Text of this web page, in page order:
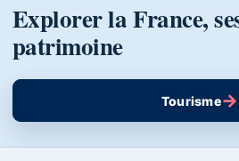
Explorer la France,
patrimoine
Tourisme→